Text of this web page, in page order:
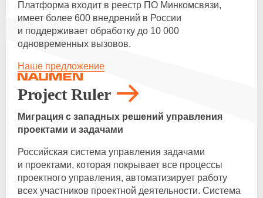
Платформа входит в реестр ПО Минкомсвязи,
имеет более 600 внедрений в России
и поддерживает обработку до 10 000
одновременных вызовов.
Наше предложение
Project Ruler
Миграция с западных решений управления
проектами и задачами
Российская система управления задачами
и проектами, которая покрывает все процессы
проектного управления, автоматизирует работу
всех участников проектной деятельности. Система